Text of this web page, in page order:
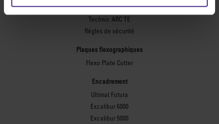
Technic ARC
Technic ARC TE
Règles de sécurité
Plaques flexographiques
Flexo Plate Cutter
Encadrement
Ultimat Futura
Excalibur 6000
Excalibur 5000